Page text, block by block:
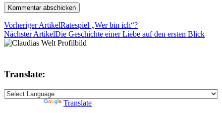
Vorheriger ArtikelRatespiel „Wer bin ich“?
Nächster ArtikelDie Geschichte einer Liebe auf den ersten Blick
Translate:
Translate